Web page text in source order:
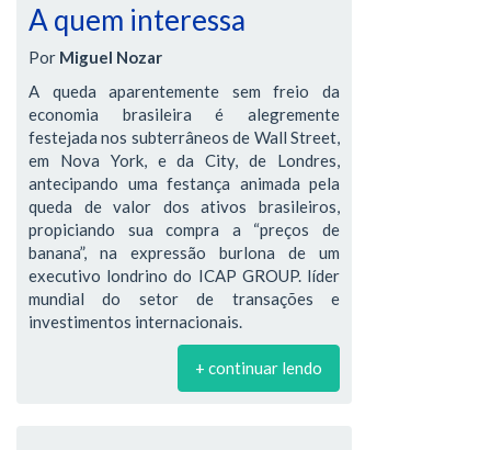
A quem interessa
Por Miguel Nozar
A queda aparentemente sem freio da
economia brasileira é alegremente
festejada nos subterrâneos de Wall Street,
em Nova York, e da City, de Londres,
antecipando uma festança animada pela
queda de valor dos ativos brasileiros,
propiciando sua compra a “preços de
banana”, na expressão burlona de um
executivo londrino do ICAP GROUP. líder
mundial do setor de transações e
investimentos internacionais.
+ continuar lendo